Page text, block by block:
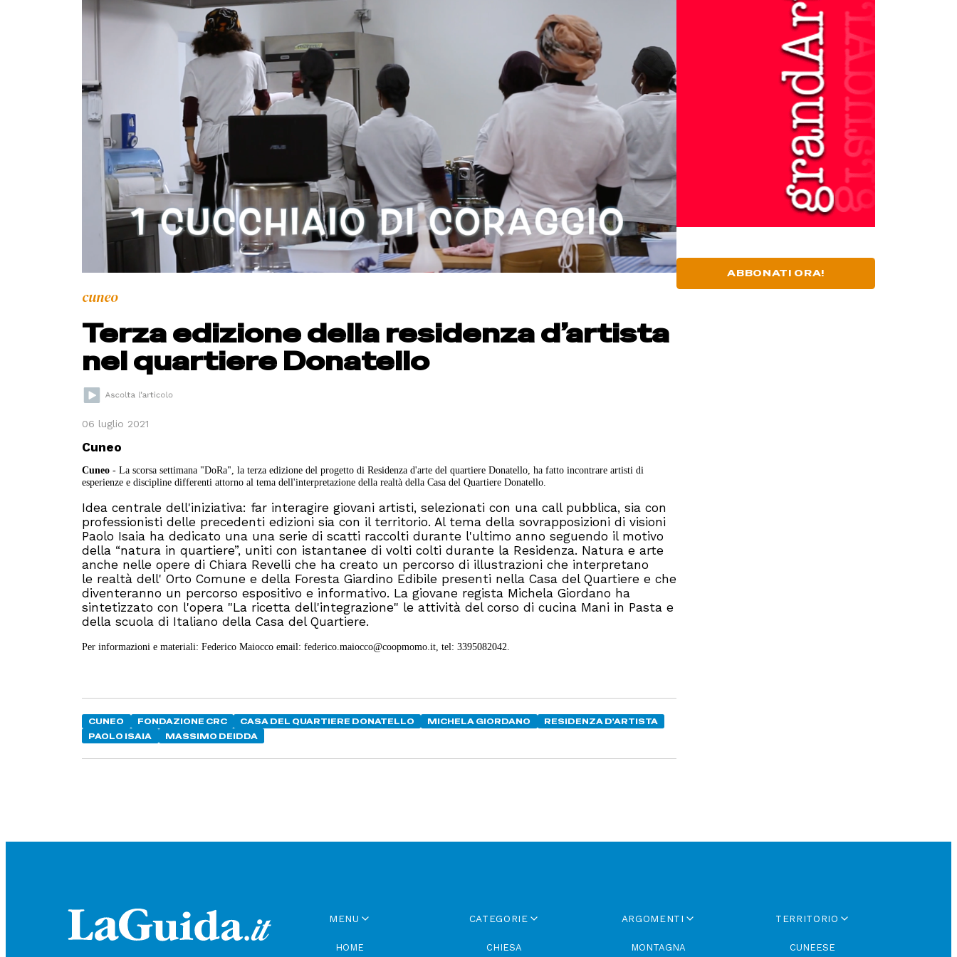
cuneo
Terza edizione della residenza d’artista
nel quartiere Donatello
06 luglio 2021
Cuneo
Cuneo - La scorsa settimana "DoRa", la terza edizione del progetto di Residenza d'arte del quartiere Donatello, ha fatto incontrare artisti di
esperienze e discipline differenti attorno al tema dell'interpretazione della realtà della Casa del Quartiere Donatello.
Idea centrale dell'iniziativa: far interagire giovani artisti, selezionati con una call pubblica, sia con
professionisti delle precedenti edizioni sia con il territorio. Al tema della sovrapposizioni di visioni
Paolo Isaia ha dedicato una una serie di scatti raccolti durante l'ultimo anno seguendo il motivo
della “natura in quartiere”, uniti con istantanee di volti colti durante la Residenza. Natura e arte
anche nelle opere di Chiara Revelli che ha creato un percorso di illustrazioni che interpretano
le realtà dell' Orto Comune e della Foresta Giardino Edibile presenti nella Casa del Quartiere e che
diventeranno un percorso espositivo e informativo. La giovane regista Michela Giordano ha
sintetizzato con l'opera "La ricetta dell'integrazione" le attività del corso di cucina Mani in Pasta e
della scuola di Italiano della Casa del Quartiere.
Per informazioni e materiali: Federico Maiocco email: federico.maiocco@coopmomo.it, tel: 3395082042.
CUNEO FONDAZIONE CRC CASA DEL QUARTIERE DONATELLO MICHELA GIORDANO
RESIDENZA D'ARTISTA
PAOLO ISAIA
MASSIMO DEIDDA
ABBONATI ORA!
MENU
HOME
CATEGORIE
CHIESA
ARGOMENTI
MONTAGNA
TERRITORIO
CUNEESE